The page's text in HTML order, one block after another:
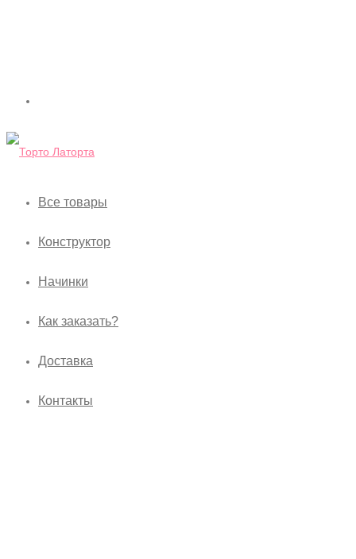
Все товары
Конструктор
Начинки
Как заказать?
Доставка
Контакты